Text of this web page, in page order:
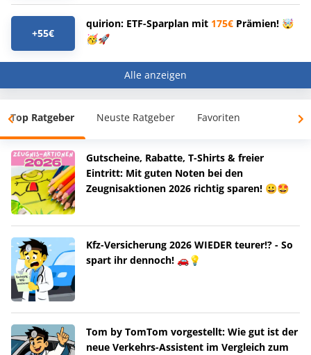
+55€
quirion: ETF-Sparplan mit 175€ Prämien! 🤯
🥳🚀
Alle anzeigen
Top Ratgeber Neuste Ratgeber Favoriten
Gutscheine, Rabatte, T-Shirts & freier
Eintritt: Mit guten Noten bei den
Zeugnisaktionen 2026 richtig sparen! 😀🤩
Kfz-Versicherung 2026 WIEDER teurer!? - So
spart ihr dennoch! 🚗💡
Tom by TomTom vorgestellt: Wie gut ist der
neue Verkehrs-Assistent im Vergleich zum